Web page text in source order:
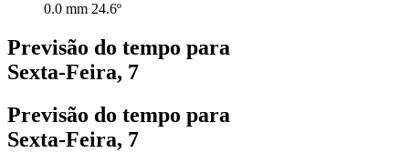
0.0 mm 24.6º
Previsão do tempo para
Sexta-Feira, 7
Previsão do tempo para
Sexta-Feira, 7